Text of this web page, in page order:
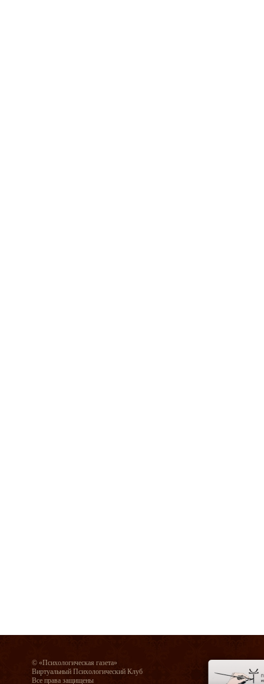
© «Психологическая газета»
Виртуальный Психологический Клуб
Все права защищены